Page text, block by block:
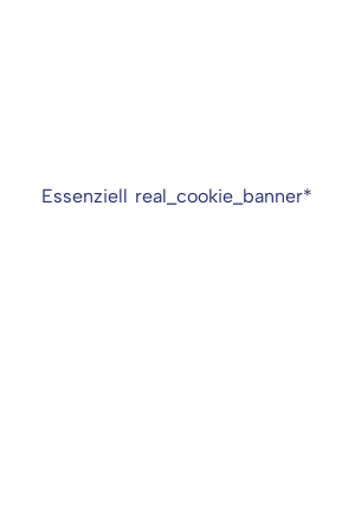
Essenziell real_cookie_banner*